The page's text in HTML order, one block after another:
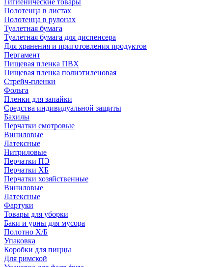
Гигиенические товары
Полотенца в листах
Полотенца в рулонах
Туалетная бумага
Туалетная бумага для диспенсера
Для хранения и приготовления продуктов
Пергамент
Пищевая пленка ПВХ
Пищевая пленка полиэтиленовая
Стрейч-пленки
Фольга
Пленки для запайки
Средства индивидуальной защиты
Бахилы
Перчатки смотровые
Виниловые
Латексные
Нитриловые
Перчатки ПЭ
Перчатки ХБ
Перчатки хозяйственные
Виниловые
Латексные
Фартуки
Товары для уборки
Баки и урны для мусора
Полотно Х/Б
Упаковка
Коробки для пиццы
Для римской